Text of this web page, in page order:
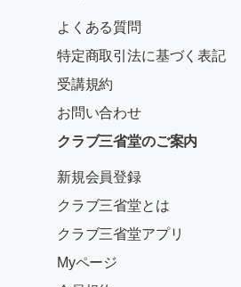
よくある質問
特定商取引法に基づく表記
受講規約
お問い合わせ
クラブ三省堂のご案内
新規会員登録
クラブ三省堂とは
クラブ三省堂アプリ
Myページ